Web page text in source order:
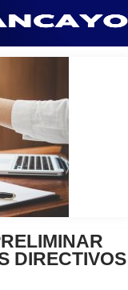
DIRECTIVOS